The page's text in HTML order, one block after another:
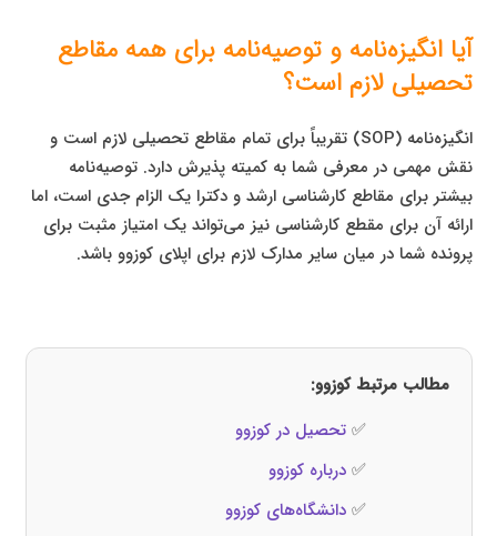
آیا انگیزه‌نامه و توصیه‌نامه برای همه مقاطع
تحصیلی لازم است؟
انگیزه‌نامه (SOP) تقریباً برای تمام مقاطع تحصیلی لازم است و
نقش مهمی در معرفی شما به کمیته پذیرش دارد. توصیه‌نامه
بیشتر برای مقاطع کارشناسی ارشد و دکترا یک الزام جدی است، اما
ارائه آن برای مقطع کارشناسی نیز می‌تواند یک امتیاز مثبت برای
پرونده شما در میان سایر مدارک لازم برای اپلای کوزوو باشد.
مطالب مرتبط کوزوو:
✅تحصیل در کوزوو
✅درباره کوزوو
✅دانشگاه‌های کوزوو